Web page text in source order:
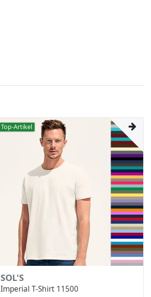
Top-Artikel
SOL'S
Imperial T-Shirt 11500